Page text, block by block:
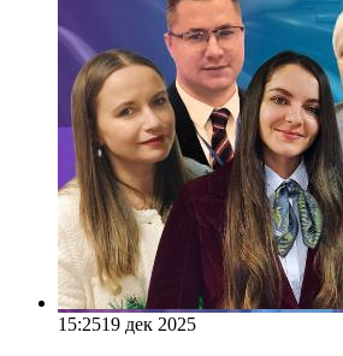
15:2519 дек 2025